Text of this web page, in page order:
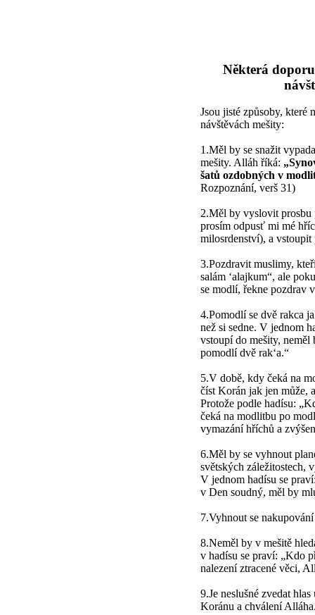
Některá
Jsou jisté způsoby, které
návštěvách mešity:
1.Měl by se snažit
mešity. Alláh říká:
šatů ozdobných v
Rozpoznání, verš 31)
2.Měl by vyslovit prosbu
prosím odpusť mi mé
milosrdenství), a vstoupit
3.Pozdravit muslimy,
salám ‘alajkum“, ale
se modlí, řekne pozdrav
4.Pomodlí se dvě rakca
než si sedne. V jednom
vstoupí do mešity, neměl
pomodlí dvě rak‘a.“
5.V době, kdy čeká na
číst Korán jak jen může,
Protože podle hadísu:
čeká na modlitbu po
vymazání hříchů a
6.Měl by se vyhnout
světských záležitostech,
V jednom hadísu se
v Den soudný, měl by
7.Vyhnout se
8.Neměl by v mešitě
v hadísu se praví: „Kdo
nalezení ztracené věci,
9.Je neslušné zvedat
Koránu a chválení